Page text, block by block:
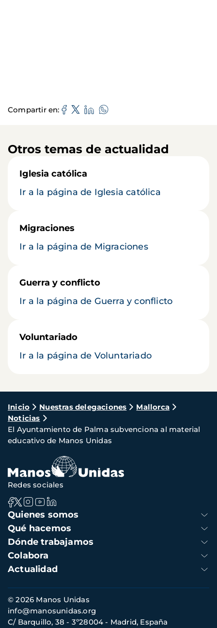
Compartir en
Otros temas de actualidad
Iglesia católica
Ir a la página de Iglesia católica
Migraciones
Ir a la página de Migraciones
Guerra y conflicto
Ir a la página de Guerra y conflicto
Voluntariado
Ir a la página de Voluntariado
Ruta
de
navegación
Inicio Nuestras delegaciones
Mallorca
Noticias
El Ayuntamiento de Palma subvenciona al material
educativo de Manos Unidas
Navegación
principal
Quienes somos
Qué hacemos
Dónde trabajamos
Colabora
Actualidad
Redes sociales
Información
de
contacto
© 2026 Manos Unidas
C/ Barquillo, 38 - 3º28004 - Madrid, España
info@manosunidas.org